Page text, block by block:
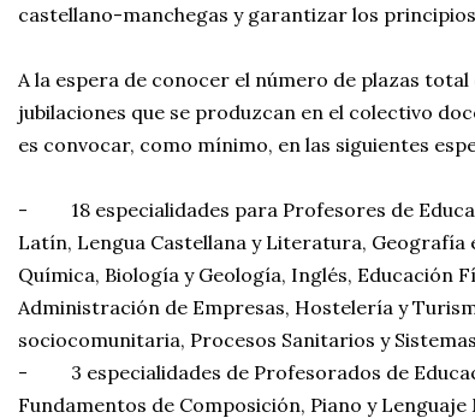
castellano-manchegas y garantizar los
A la espera de conocer el número de plazas
jubilaciones que se produzcan en el colectivo
es convocar, como mínimo, en las siguientes
- 18 especialidades para Profesores de
Latín, Lengua Castellana y Literatura,
Química, Biología y Geología, Inglés, Educación
Administración de Empresas, Hostelería y
sociocomunitaria, Procesos Sanitarios y
- 3 especialidades de Profesorados de
Fundamentos de Composición, Piano y